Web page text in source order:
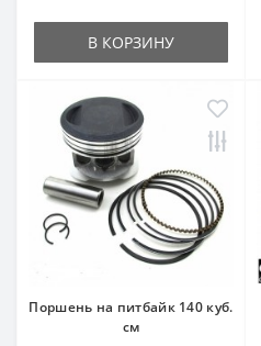
В КОРЗИНУ
Поршень на питбайк 140 куб.
см